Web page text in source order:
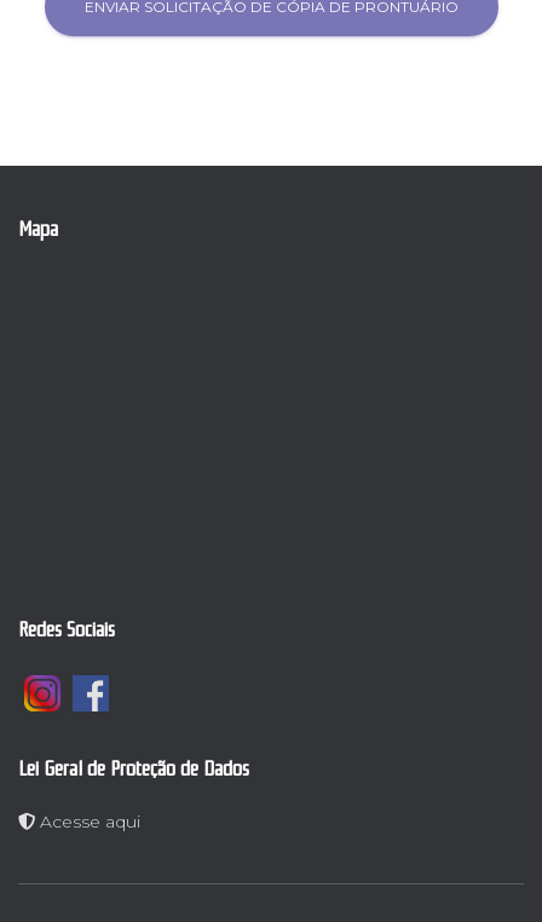
Mapa
Redes Sociais
Lei Geral de Proteção de Dados
Acesse aqui